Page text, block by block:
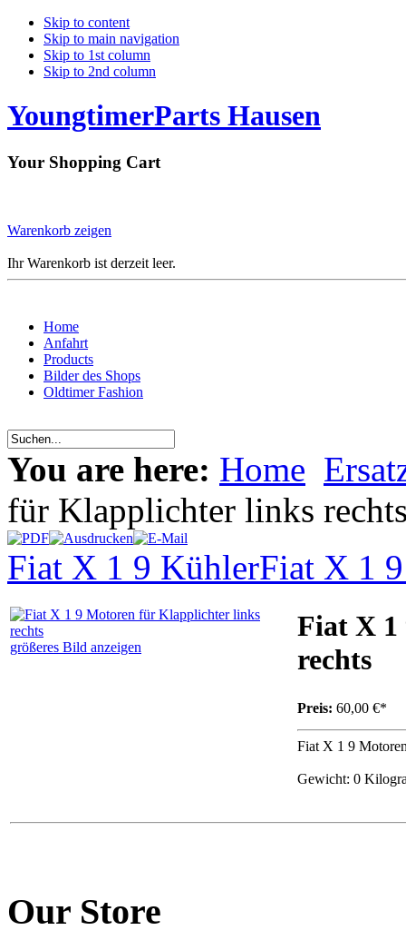
Skip to content
Skip to main navigation
Skip to 1st column
Skip to 2nd column
YoungtimerParts Hausen
Your Shopping Cart
Warenkorb zeigen
Ihr Warenkorb ist derzeit leer.
Home
Anfahrt
Products
Bilder des Shops
Oldtimer Fashion
You are here: Home
für Klapplichter links
Fiat X 1 9 KühlerFiat X 1
größeres Bild anzeigen
Fiat X
rechts
Preis: 60,00 €*
Fiat X 1 9
Gewicht: 0
Our Store